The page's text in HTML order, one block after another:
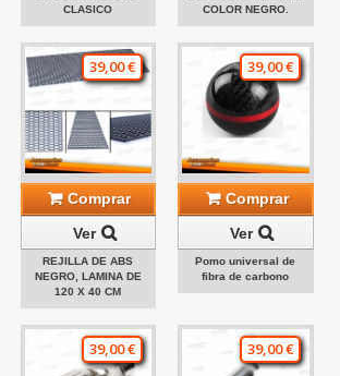
CLASICO
COLOR NEGRO.
39,00 €
Comprar
Ver
REJILLA DE ABS
NEGRO, LAMINA DE
120 X 40 CM
39,00 €
Comprar
Ver
Pomo universal de
fibra de carbono
39,00 € 39,00 €